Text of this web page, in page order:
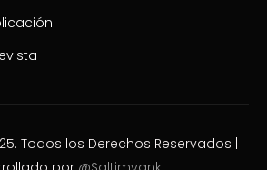
Todos los Derechos Reservados |